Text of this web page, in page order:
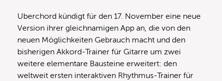
Uberchord kündigt für den 17. November eine neue
Version ihrer gleichnamigen App an, die von den
neuen Möglichkeiten Gebrauch macht und den
bisherigen Akkord-Trainer für Gitarre um zwei
weitere elementare Bausteine erweitert: den
weltweit ersten interaktiven Rhythmus-Trainer für